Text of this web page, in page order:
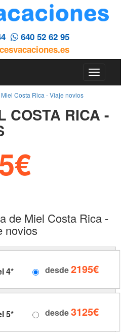
640 52 62 95
Costa Rica - Viaje novios
COSTA RICA -
de Miel Costa Rica -
novios
4*
desde2195€
5*
desde3125€